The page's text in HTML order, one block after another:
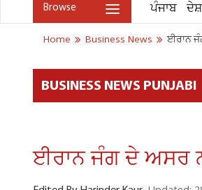
Browse ਪੰਜਾਬ ਦੇਸ਼
Home Business News ਈਰਾਨ
BUSINESS NEWS PUNJABI
ਈਰਾਨ ਜੰਗ ਦੇ ਅਸਰ